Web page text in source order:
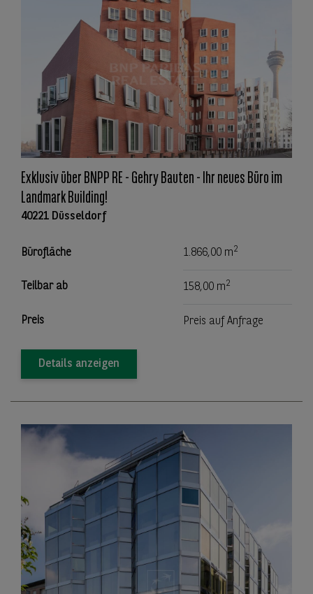
Exklusiv über BNPP RE - Gehry Bauten - Ihr neues Büro im
Landmark Building!
40221 Düsseldorf
Bürofläche 1.866,00 m2
Teilbar ab 158,00 m2
Preis Preis auf Anfrage
Details anzeigen